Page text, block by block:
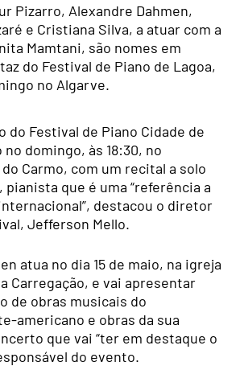
Pizarro, Alexandre Dahmen,
e Cristiana Silva, a atuar com a
Mamtani, são nomes em
do Festival de Piano de Lagoa,
no Algarve.
do Festival de Piano Cidade de
domingo, às 18:30, no
Carmo, com um recital a solo
que é uma “referência a
destacou o diretor
Jefferson Mello.
atua no dia 15 de maio, na igreja
Carregação, e vai apresentar
de obras musicais do
americano e obras da sua
que vai “ter em destaque o
do evento.